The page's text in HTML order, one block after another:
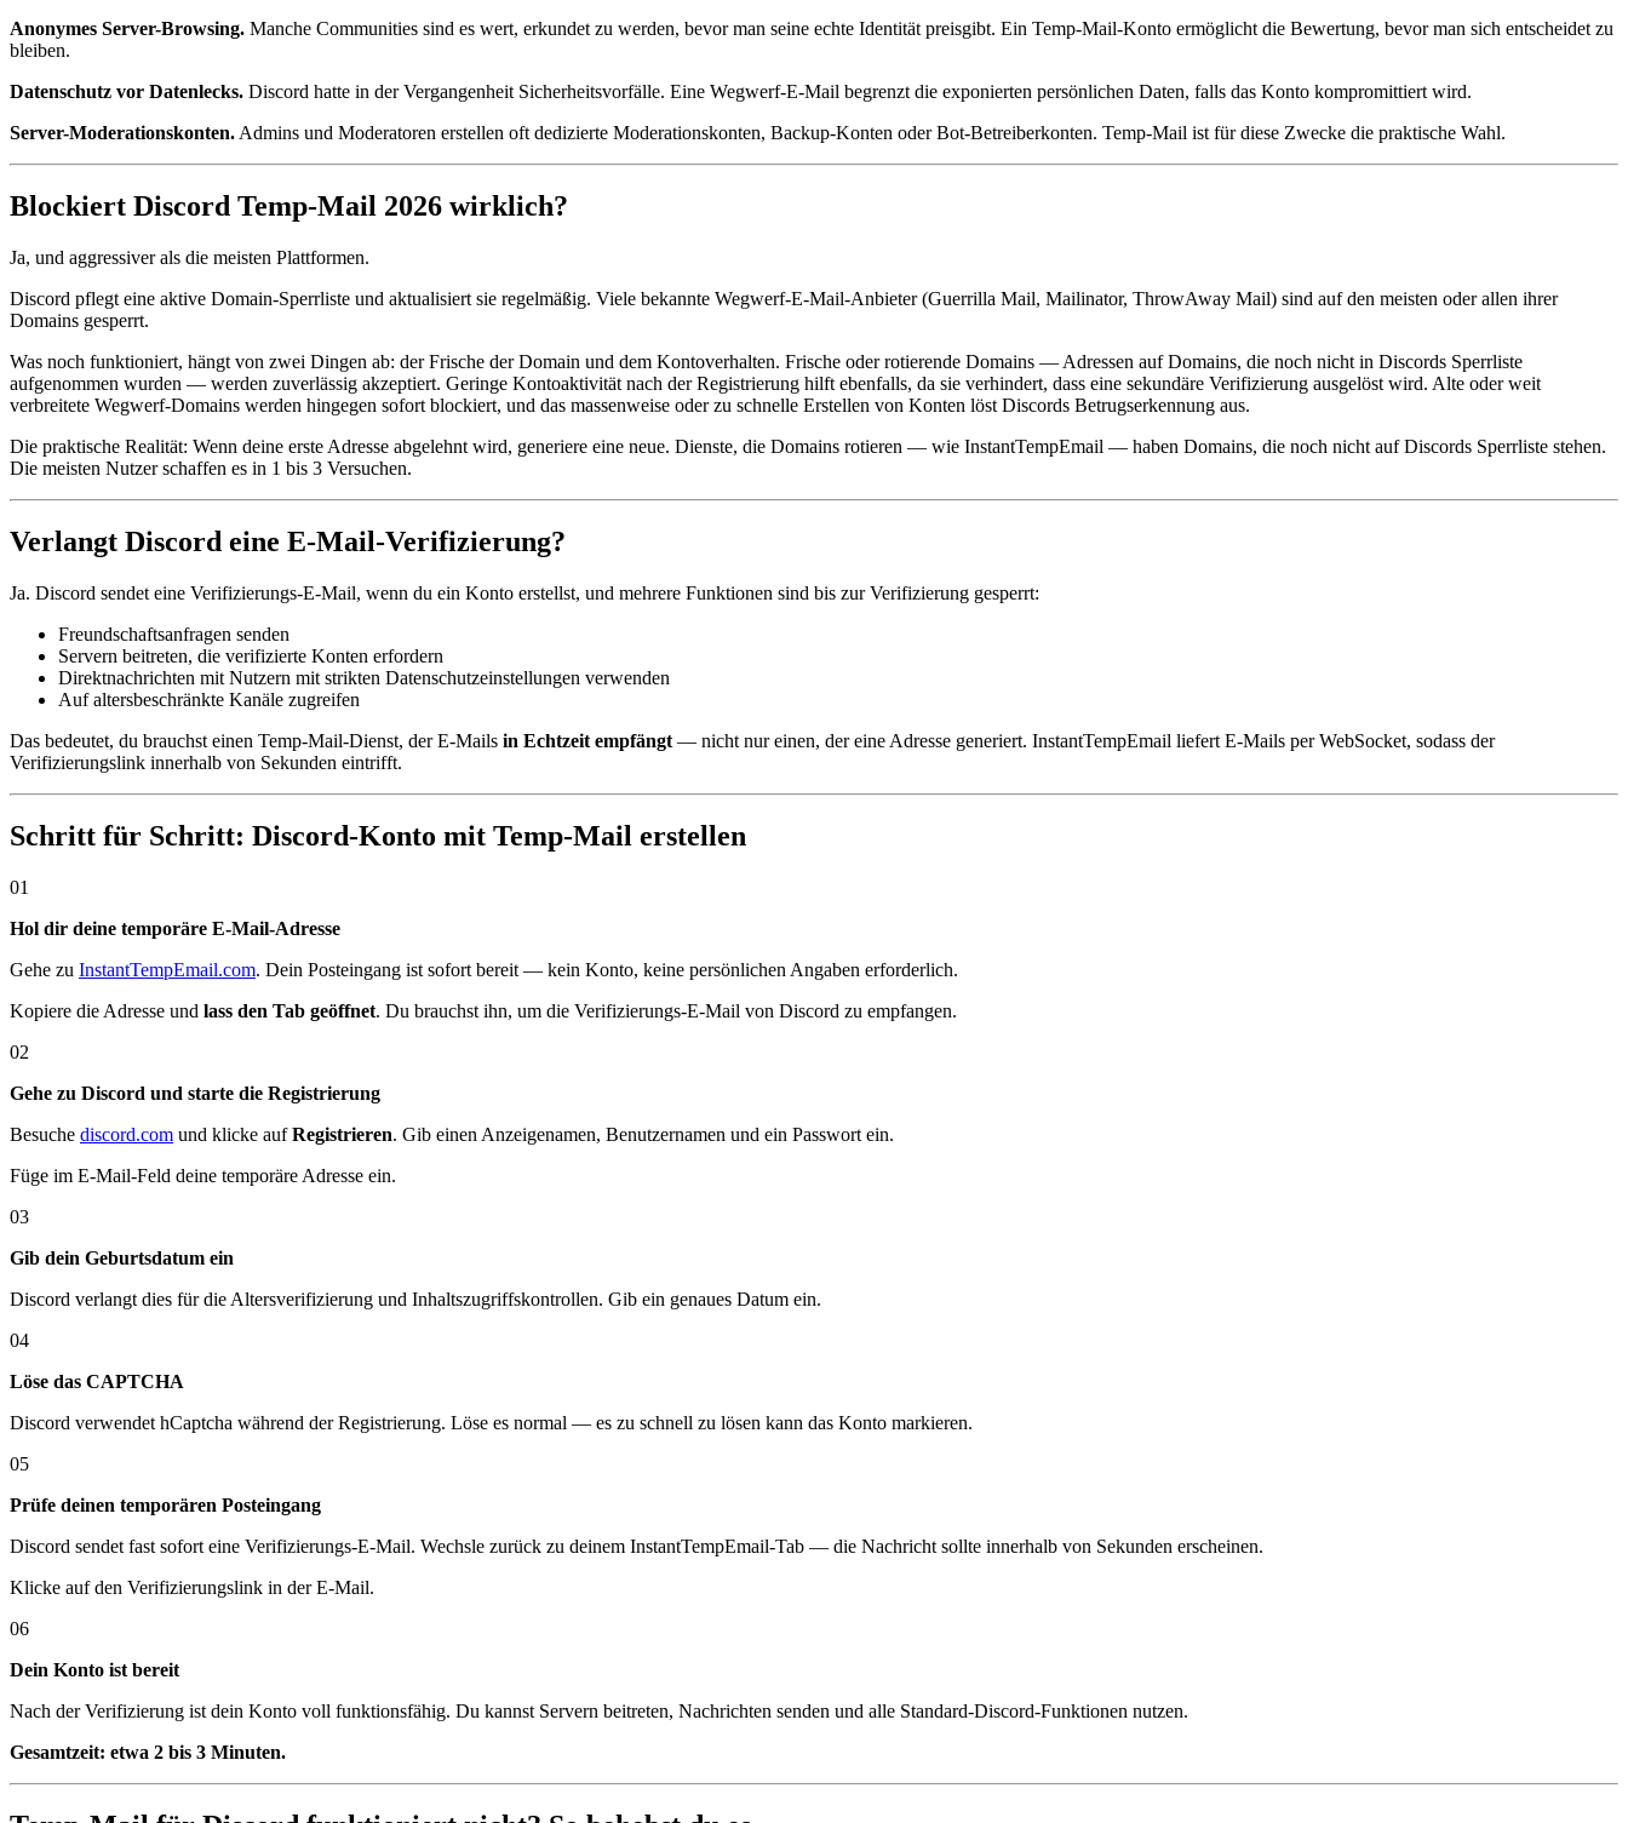
Anonymes Server-Browsing. Manche Communities sind es wert, erkundet zu werden, bevor man seine echte Identität preisgibt. Ein Temp-Mail-Konto ermöglicht die Bewertung, bevor man sich entscheidet zu
bleiben.
Datenschutz vor Datenlecks. Discord hatte in der Vergangenheit Sicherheitsvorfälle. Eine Wegwerf-E-Mail begrenzt die exponierten persönlichen Daten, falls das Konto kompromittiert wird.
Server-Moderationskonten.Admins und Moderatoren erstellen oft dedizierte Moderationskonten, Backup-Konten oder Bot-Betreiberkonten. Temp-Mail ist für diese Zwecke die praktische Wahl.
Blockiert Discord Temp-Mail 2026 wirklich?
Ja, und aggressiver als die meisten Plattformen.
Discord pflegt eine aktive Domain-Sperrliste und aktualisiert sie regelmäßig. Viele bekannte Wegwerf-E-Mail-Anbieter (Guerrilla Mail, Mailinator, ThrowAway Mail) sind auf den meisten oder allen ihrer
Domains gesperrt.
Was noch funktioniert, hängt von zwei Dingen ab: der Frische der Domain und dem Kontoverhalten. Frische oder rotierende Domains — Adressen auf Domains, die noch nicht in Discords Sperrliste
aufgenommen wurden — werden zuverlässig akzeptiert. Geringe Kontoaktivität nach der Registrierung hilft ebenfalls, da sie verhindert, dass eine sekundäre Verifizierung ausgelöst wird. Alte oder weit
verbreitete Wegwerf-Domains werden hingegen sofort blockiert, und das massenweise oder zu schnelle Erstellen von Konten löst Discords Betrugserkennung aus.
Die praktische Realität: Wenn deine erste Adresse abgelehnt wird, generiere eine neue. Dienste, die Domains rotieren — wie InstantTempEmail — haben Domains, die noch nicht auf Discords Sperrliste stehen.
Die meisten Nutzer schaffen es in 1 bis 3 Versuchen.
Verlangt Discord eine E-Mail-Verifizierung?
Ja. Discord sendet eine Verifizierungs-E-Mail, wenn du ein Konto erstellst, und mehrere Funktionen sind bis zur Verifizierung gesperrt:
Freundschaftsanfragen senden
Servern beitreten, die verifizierte Konten erfordern
Direktnachrichten mit Nutzern mit strikten Datenschutzeinstellungen verwenden
Auf altersbeschränkte Kanäle zugreifen
Das bedeutet, du brauchst einen Temp-Mail-Dienst, der E-Mails in Echtzeit empfängt — nicht nur einen, der eine Adresse generiert. InstantTempEmail liefert E-Mails per WebSocket, sodass der
Verifizierungslink innerhalb von Sekunden eintrifft.
Schritt für Schritt: Discord-Konto mit Temp-Mail erstellen
01
Hol dir deine temporäre E-Mail-Adresse
Gehe zu InstantTempEmail.com. Dein Posteingang ist sofort bereit — kein Konto, keine persönlichen Angaben erforderlich.
Kopiere die Adresse und lass den Tab geöffnet. Du brauchst ihn, um die Verifizierungs-E-Mail von Discord zu empfangen.
02
Gehe zu Discord und starte die Registrierung
Besuche discord.com und klicke aufRegistrieren. Gib einen Anzeigenamen, Benutzernamen und ein Passwort ein.
Füge im E-Mail-Feld deine temporäre Adresse ein.
03
Gib dein Geburtsdatum ein
Discord verlangt dies für die Altersverifizierung und Inhaltszugriffskontrollen. Gib ein genaues Datum ein.
04
Löse das CAPTCHA
Discord verwendet hCaptcha während der Registrierung. Löse es normal — es zu schnell zu lösen kann das Konto markieren.
05
Prüfe deinen temporären Posteingang
Discord sendet fast sofort eine Verifizierungs-E-Mail. Wechsle zurück zu deinem InstantTempEmail-Tab — die Nachricht sollte innerhalb von Sekunden erscheinen.
Klicke auf den Verifizierungslink in der E-Mail.
06
Dein Konto ist bereit
Nach der Verifizierung ist dein Konto voll funktionsfähig. Du kannst Servern beitreten, Nachrichten senden und alle Standard-Discord-Funktionen nutzen.
Gesamtzeit: etwa 2 bis 3 Minuten.